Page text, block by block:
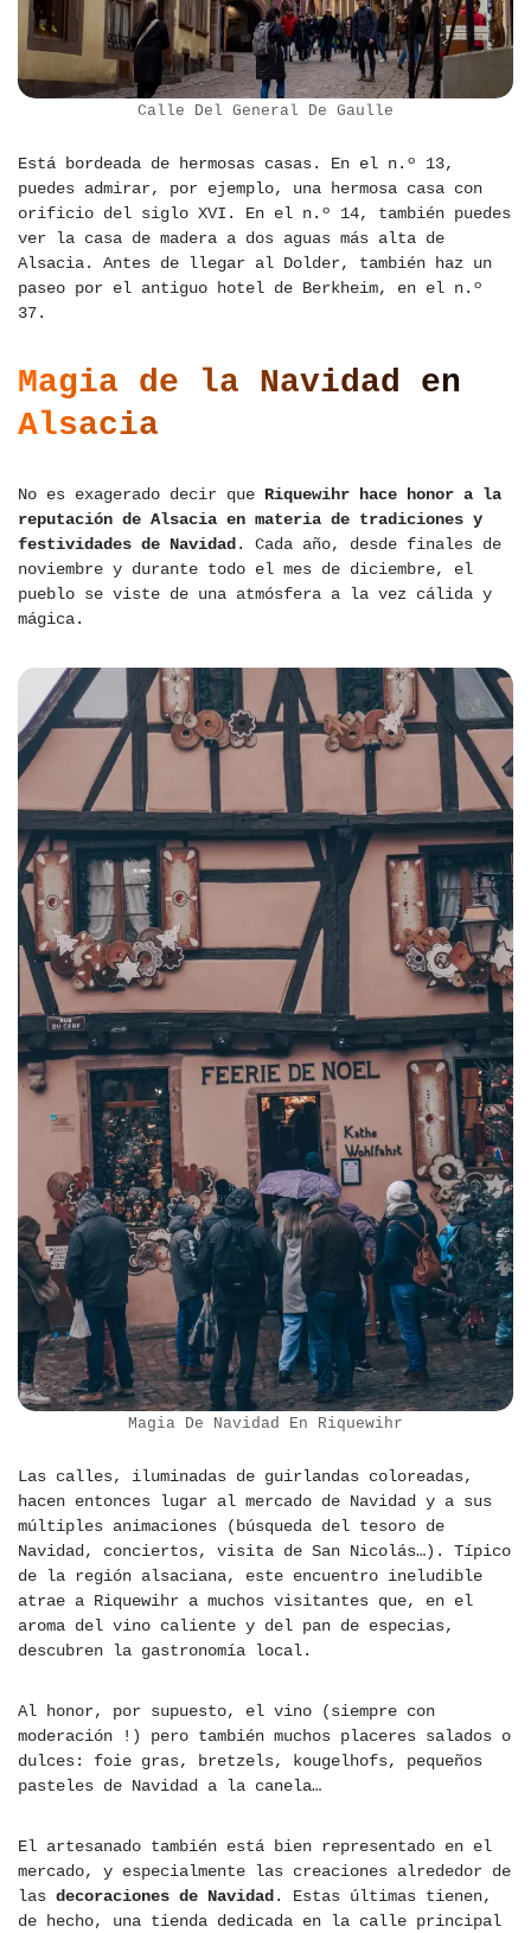
Calle Del General De Gaulle
Está bordeada de hermosas casas. En el n.º 13,
puedes admirar, por ejemplo, una hermosa casa con
orificio del siglo XVI. En el n.º 14, también puedes
ver la casa de madera a dos aguas más alta de
Alsacia. Antes de llegar al Dolder, también haz un
paseo por el antiguo hotel de Berkheim, en el n.º
37.
Magia de la Navidad en
Alsacia
No es exagerado decir que Riquewihr hace honor a la
reputación de Alsacia en materia de tradiciones y
festividades de Navidad. Cada año, desde finales de
noviembre y durante todo el mes de diciembre, el
pueblo se viste de una atmósfera a la vez cálida y
mágica.
Magia De Navidad En Riquewihr
Las calles, iluminadas de guirlandas coloreadas,
hacen entonces lugar al mercado de Navidad y a sus
múltiples animaciones (búsqueda del tesoro de
Navidad, conciertos, visita de San Nicolás…). Típico
de la región alsaciana, este encuentro ineludible
atrae a Riquewihr a muchos visitantes que, en el
aroma del vino caliente y del pan de especias,
descubren la gastronomía local.
Al honor, por supuesto, el vino (siempre con
moderación !) pero también muchos placeres salados o
dulces: foie gras, bretzels, kougelhofs, pequeños
pasteles de Navidad a la canela…
El artesanado también está bien representado en el
mercado, y especialmente las creaciones alrededor de
las decoraciones de Navidad. Estas últimas tienen,
de hecho, una tienda dedicada en la calle principal